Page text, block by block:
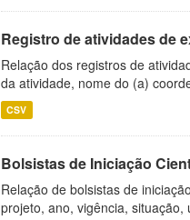
Registro de atividades de
Relação dos registros de
da atividade, nome do (a)
CSV
Bolsistas de Iniciação
Relação de bolsistas de
projeto, ano, vigência, situação,